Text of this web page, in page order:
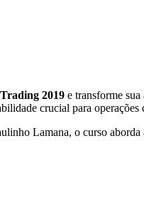
2019 e transforme
crucial para operações
Lamana, o curso aborda